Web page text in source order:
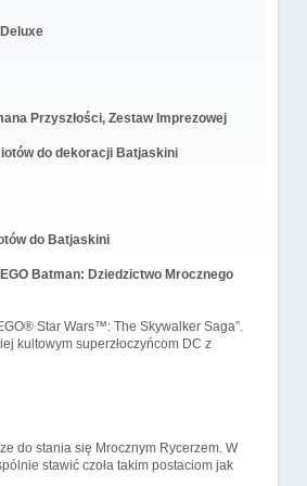
Przyszłości, Zestaw Imprezowej
do dekoracji Batjaskini
do Batjaskini
Batman: Dziedzictwo Mrocznego
Star Wars™: The Skywalker Saga”.
kultowym superzłoczyńcom DC z
do stania się Mrocznym Rycerzem. W
stawić czoła takim postaciom jak